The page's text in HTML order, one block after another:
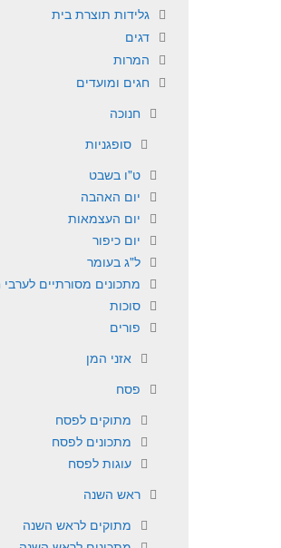
גלידות תוצרת בית
דגים
המרות
חגים ומועדים
חנוכה
סופגניות
ט"ו בשבט
יום האהבה
יום העצמאות
יום כיפור
ל"ג בעומר
מתכונים מסורתיים לערבי
סוכות
פורים
אזני המן
פסח
מתוקים לפסח
מתכונים לפסח
עוגות לפסח
ראש השנה
מתוקים לראש השנה